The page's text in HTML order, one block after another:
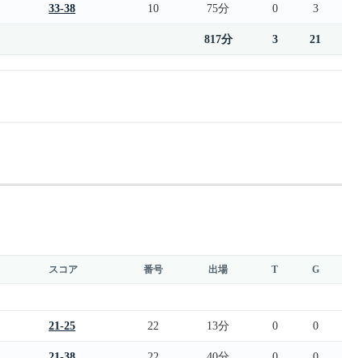
33-38 10 75分 0 3
817分 3 21
スコア 番号 出場 T G
21-25 22 13分 0 0